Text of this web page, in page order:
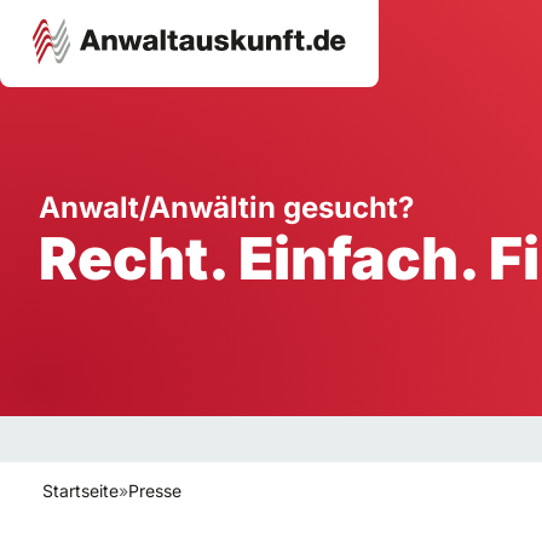
Ausbildung
Handwerk
Dienstleistung
Anwalt/Anwältin gesucht?
Recht. Einfach.
Startseite»Presse